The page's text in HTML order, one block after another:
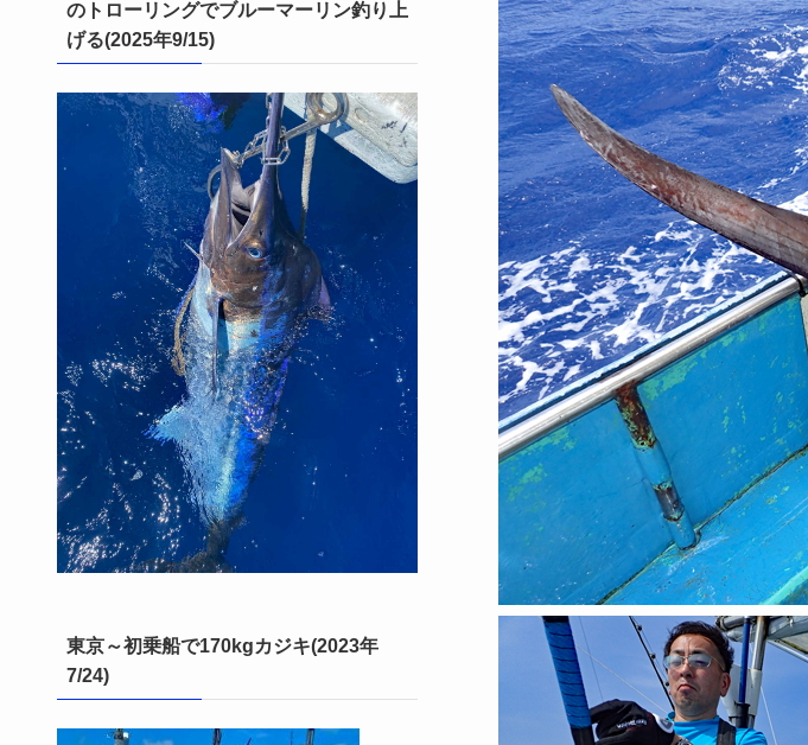
のトローリングでブルーマーリン釣り上
げる(2025年9/15)
東京～初乗船で170kgカジキ(2023年
7/24)